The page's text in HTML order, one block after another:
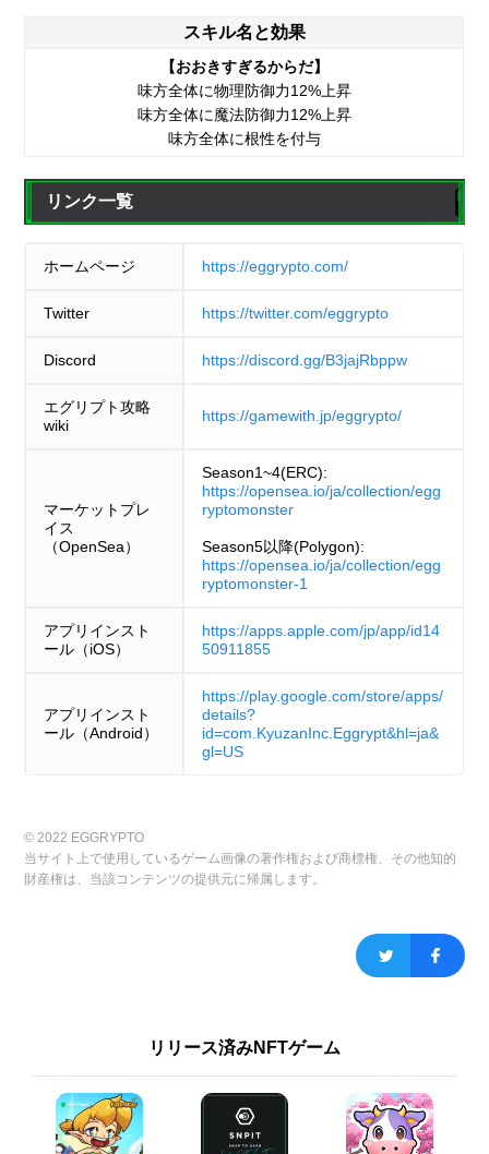
スキル名と効果
【おおきすぎるからだ】
味方全体に物理防御力12%上昇
味方全体に魔法防御力12%上昇
味方全体に根性を付与
リンク一覧
ホームページ https://eggrypto.com/
Twitter https://twitter.com/eggrypto
Discord https://discord.gg/B3jajRbppw
エグリプト攻略
wiki
https://gamewith.jp/eggrypto/
マーケットプレ
イス
（OpenSea）
Season1~4(ERC):
https://opensea.io/ja/collection/egg
ryptomonster
Season5以降(Polygon):
https://opensea.io/ja/collection/egg
ryptomonster-1
アプリインスト
ール（iOS）
https://apps.apple.com/jp/app/id14
50911855
アプリインスト
ール（Android）
https://play.google.com/store/apps/
details?
id=com.KyuzanInc.Eggrypt&hl=ja&
gl=US
© 2022 EGGRYPTO
当サイト上で使用しているゲーム画像の著作権および商標権、その他知的
財産権は、当該コンテンツの提供元に帰属します。
リリース済みNFTゲーム